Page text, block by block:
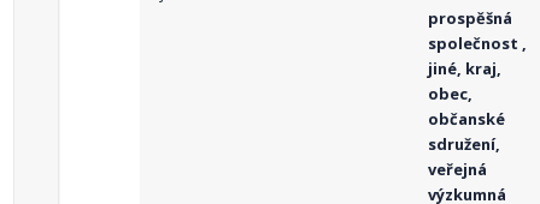
prospěšná
společnost ,
jiné, kraj,
obec,
občanské
sdružení,
veřejná
výzkumná